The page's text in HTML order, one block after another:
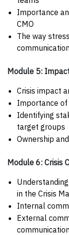
Importance
CMO
The way
Module 5:
Crisis impact
Importance of
Identifying
target groups
Ownership
Module 6: Crisis
in the Crisis
Internal
External